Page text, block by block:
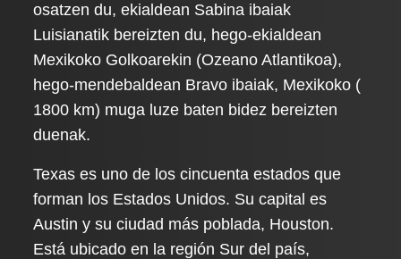
osatzen du, ekialdean Sabina ibaiak
Luisianatik bereizten du, hego-ekialdean
Mexikoko Golkoarekin (Ozeano Atlantikoa),
hego-mendebaldean Bravo ibaiak, Mexikoko (
1800 km) muga luze baten bidez bereizten
duenak.
Texas es uno de los cincuenta estados que
forman los Estados Unidos. Su capital es
Austin y su ciudad más poblada, Houston.
Está ubicado en la región Sur del país,